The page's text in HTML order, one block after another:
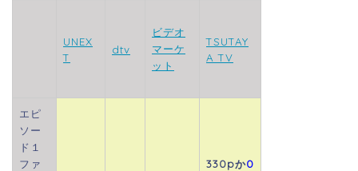
UNEX
T
dtv
ビデオ
マーケ
ット
TSUTAY
A TV
エピ
ソー
ド１
ファ
330pか0